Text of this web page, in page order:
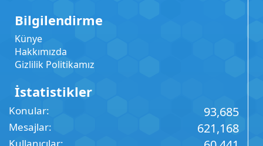
Bilgilendirme
Künye
Hakkımızda
Gizlilik Politikamız
İstatistikler
Konular 93,685
Mesajlar 621,168